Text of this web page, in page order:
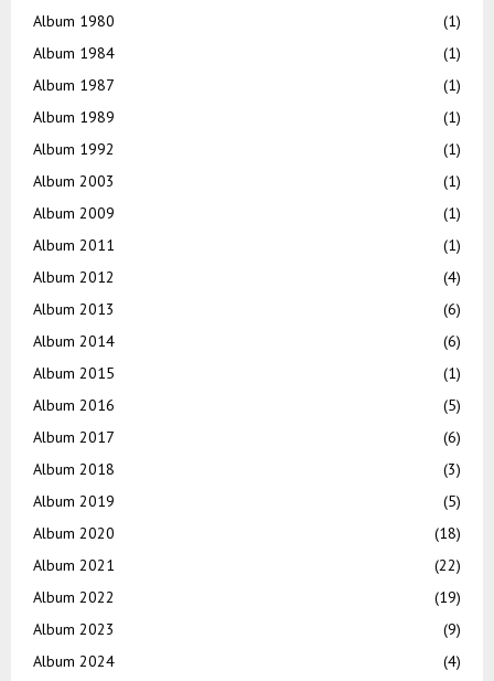
Album 1980
(1)
Album 1984
(1)
Album 1987
(1)
Album 1989
(1)
Album 1992
(1)
Album 2003
(1)
Album 2009
(1)
Album 2011
(1)
Album 2012
(4)
Album 2013
(6)
Album 2014
(6)
Album 2015
(1)
Album 2016
(5)
Album 2017
(6)
Album 2018
(3)
Album 2019
(5)
Album 2020
(18)
Album 2021
(22)
Album 2022
(19)
Album 2023
(9)
Album 2024
(4)